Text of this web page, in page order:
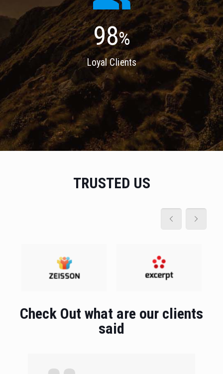
98%
Loyal Clients
TRUSTED US
Check Out what are our clients
said